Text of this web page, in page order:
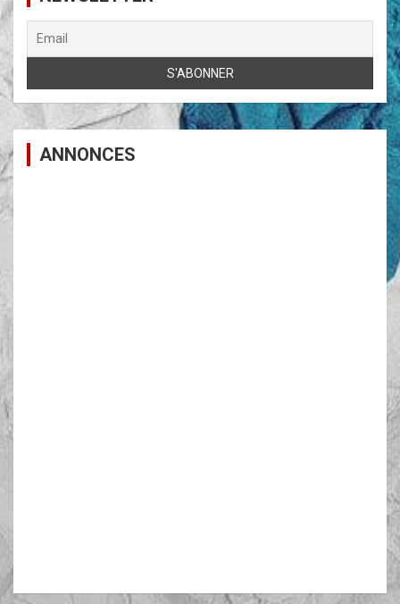
ANNONCES